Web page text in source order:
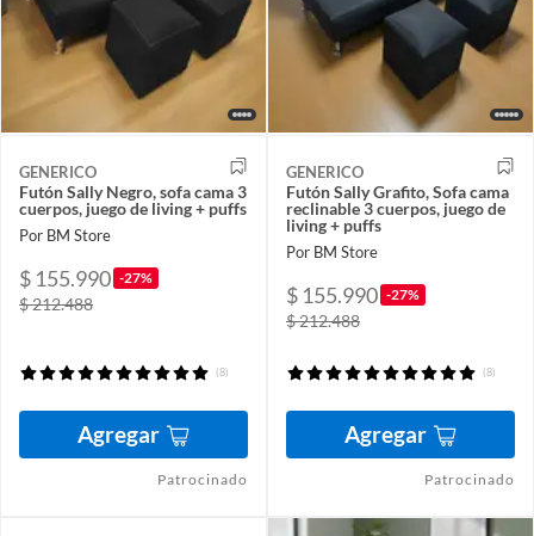
GENERICO
Futón Sally Negro, sofa cama 3
cuerpos, juego de living + puffs
Por BM Store
$ 155.990 -27%
$ 212.488
(8)
Agregar
Patrocinado
GENERICO
Futón Sally Grafito, Sofa cama
reclinable 3 cuerpos, juego de
living + puffs
Por BM Store
$ 155.990 -27%
$ 212.488
(8)
Agregar
Patrocinado